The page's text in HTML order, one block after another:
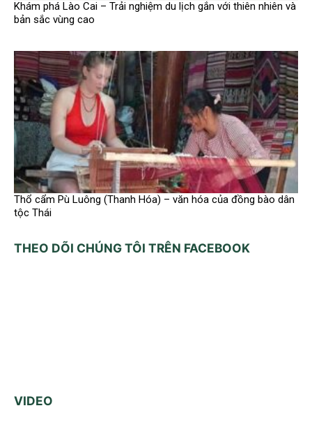
Khám phá Lào Cai – Trải nghiệm du lịch gắn với thiên nhiên và
bản sắc vùng cao
Thổ cẩm Pù Luông (Thanh Hóa) – văn hóa của đồng bào dân
tộc Thái
THEO DÕI CHÚNG TÔI TRÊN FACEBOOK
VIDEO